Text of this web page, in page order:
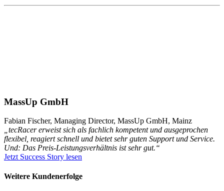
MassUp GmbH
Fabian Fischer, Managing Director, MassUp GmbH, Mainz
„tecRacer erweist sich als fachlich kompetent und ausgeprochen
flexibel, reagiert schnell und bietet sehr guten Support und Service.
Und: Das Preis-Leistungsverhältnis ist sehr gut.“
Jetzt Success Story lesen
Weitere Kundenerfolge